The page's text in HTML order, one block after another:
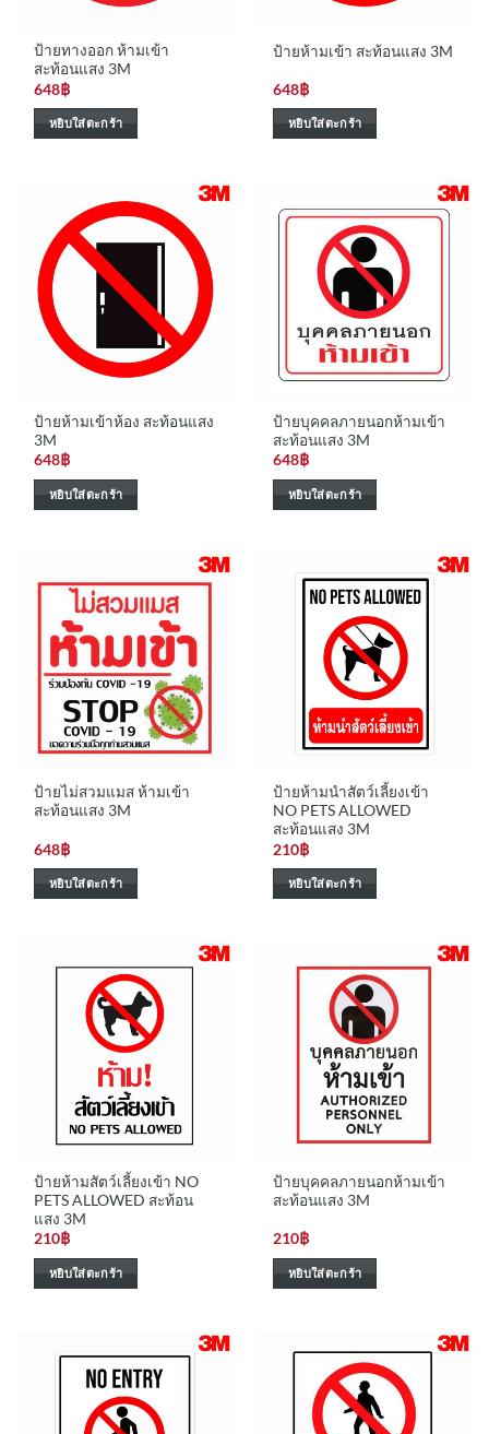
ป้ายทางออก ห้ามเข้า
สะท้อนแสง 3M
648฿
หยิบใส่ตะกร้า
ป้ายห้ามเข้า สะท้อนแสง 3M
648฿
หยิบใส่ตะกร้า
ป้ายห้ามเข้าห้อง สะท้อนแสง
3M
648฿
หยิบใส่ตะกร้า
ป้ายบุคคลภายนอกห้ามเข้า
สะท้อนแสง 3M
648฿
หยิบใส่ตะกร้า
ป้ายไม่สวมแมส ห้ามเข้า
สะท้อนแสง 3M
648฿
หยิบใส่ตะกร้า
ป้ายห้ามนำสัตว์เลี้ยงเข้า
NO PETS ALLOWED
สะท้อนแสง 3M
210฿
หยิบใส่ตะกร้า
ป้ายห้ามสัตว์เลี้ยงเข้า NO
PETS ALLOWED สะท้อน
แสง 3M
210฿
หยิบใส่ตะกร้า
ป้ายบุคคลภายนอกห้ามเข้า
สะท้อนแสง 3M
210฿
หยิบใส่ตะกร้า